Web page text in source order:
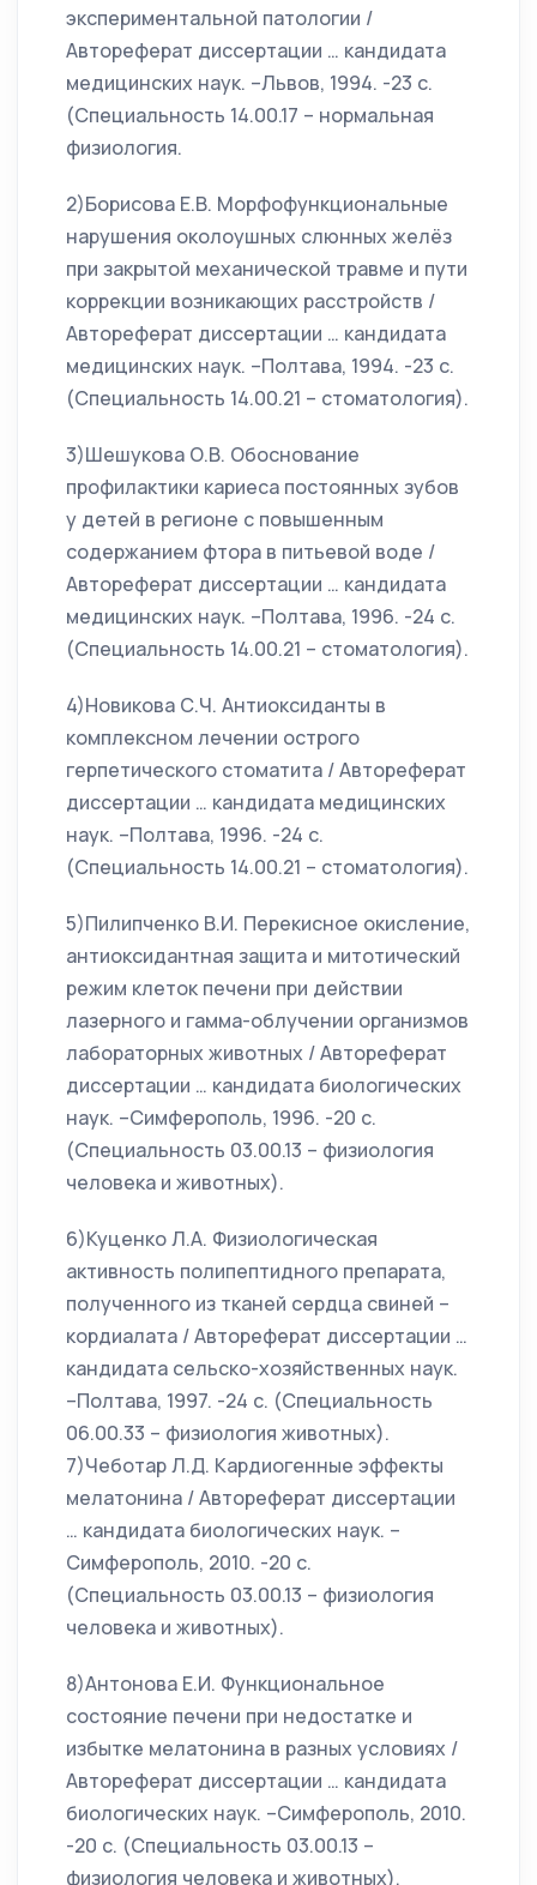
экспериментальной патологии /
Автореферат диссертации … кандидата
медицинских наук. –Львов, 1994. -23 с.
(Специальность 14.00.17 – нормальная
физиология.
2)Борисова Е.В. Морфофункциональные
нарушения околоушных слюнных желёз
при закрытой механической травме и пути
коррекции возникающих расстройств /
Автореферат диссертации … кандидата
медицинских наук. –Полтава, 1994. -23 с.
(Специальность 14.00.21 – стоматология).
3)Шешукова О.В. Обоснование
профилактики кариеса постоянных зубов
у детей в регионе с повышенным
содержанием фтора в питьевой воде /
Автореферат диссертации … кандидата
медицинских наук. –Полтава, 1996. -24 с.
(Специальность 14.00.21 – стоматология).
4)Новикова С.Ч. Антиоксиданты в
комплексном лечении острого
герпетического стоматита / Автореферат
диссертации … кандидата медицинских
наук. –Полтава, 1996. -24 с.
(Специальность 14.00.21 – стоматология).
5)Пилипченко В.И. Перекисное окисление,
антиоксидантная защита и митотический
режим клеток печени при действии
лазерного и гамма-облучении организмов
лабораторных животных / Автореферат
диссертации … кандидата биологических
наук. –Симферополь, 1996. -20 с.
(Специальность 03.00.13 – физиология
человека и животных).
6)Куценко Л.А. Физиологическая
активность полипептидного препарата,
полученного из тканей сердца свиней –
кордиалата / Автореферат диссертации …
кандидата сельско-хозяйственных наук.
–Полтава, 1997. -24 с. (Специальность
06.00.33 – физиология животных).
7)Чеботар Л.Д. Кардиогенные эффекты
мелатонина / Автореферат диссертации
… кандидата биологических наук. –
Симферополь, 2010. -20 с.
(Специальность 03.00.13 – физиология
человека и животных).
8)Антонова Е.И. Функциональное
состояние печени при недостатке и
избытке мелатонина в разных условиях /
Автореферат диссертации … кандидата
биологических наук. –Симферополь, 2010.
-20 с. (Специальность 03.00.13 –
физиология человека и животных).